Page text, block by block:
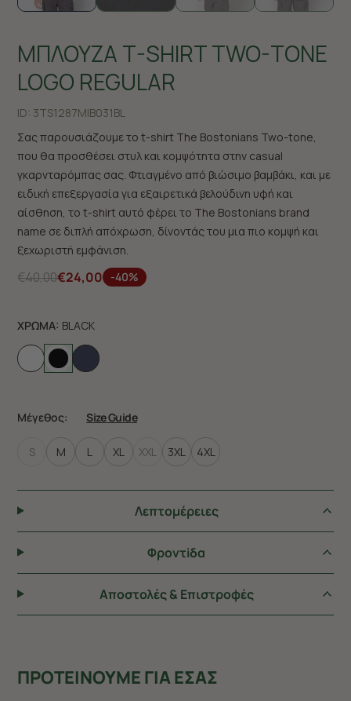
ΜΠΛΟΥΖΑ T-SHIRT TWO-TONE
LOGO REGULAR
ID: 3TS1287M|B031BL
Σας παρουσιάζουμε το t-shirt The Bostonians Two-tone,
που θα προσθέσει στυλ και κομψότητα στην casual
γκαρνταρόμπας σας. Φτιαγμένο από βιώσιμο βαμβάκι, και με
ειδική επεξεργασία για εξαιρετικά βελούδινη υφή και
αίσθηση, το t-shirt αυτό φέρει το The Bostonians brand
name σε διπλή απόχρωση, δίνοντάς του μια πιο κομψή και
ξεχωριστή εμφάνιση.
€40,00€24,00 -40%
ΧΡΩΜΑ: BLACK
Μέγεθος: Size Guide
S M L XL XXL 3XL 4XL
Λεπτομέρειες
Φροντiδα
Αποστολές & Επιστροφές
ΠΡΟΤΕΙΝΟΥΜΕ ΓΙΑ ΕΣΑΣ